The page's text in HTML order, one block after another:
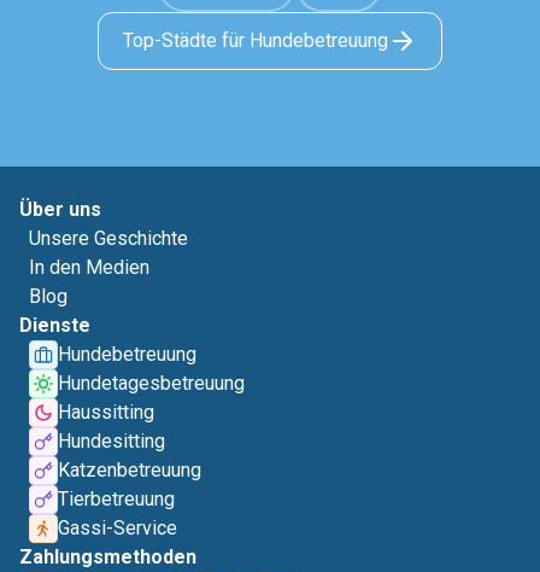
Top-Städte für Hundebetreuung
Über uns
Unsere Geschichte
In den Medien
Blog
Dienste
Hundebetreuung
Hundetagesbetreuung
Haussitting
Hundesitting
Katzenbetreuung
Tierbetreuung
Gassi-Service
Zahlungsmethoden